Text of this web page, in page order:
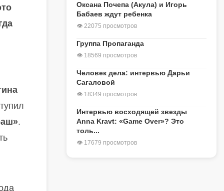
.
Оксана Почепа (Акула) и Игорь
Бабаев ждут ребенка
👁 22075 просмотров
Группа Пропаганда
👁 18569 просмотров
Человек дела: интервью Дарьи
Сагаловой
👁 18349 просмотров
Интервью восходящей звезды
Anna Kravt: «Game Over»? Это
толь...
👁 17679 просмотров